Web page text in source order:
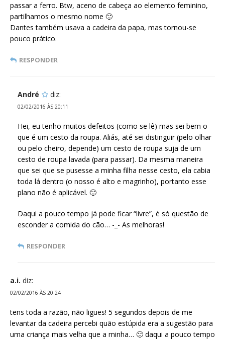
passar a ferro. Btw, aceno de cabeça ao elemento feminino,
partilhamos o mesmo nome 🙂
Dantes também usava a cadeira da papa, mas tornou-se
pouco prático.
RESPONDER
André diz:
02/02/2016 ÀS 20:11
Hei, eu tenho muitos defeitos (como se lê) mas sei bem o
que é um cesto da roupa. Aliás, até sei distinguir (pelo olhar
ou pelo cheiro, depende) um cesto de roupa suja de um
cesto de roupa lavada (para passar). Da mesma maneira
que sei que se pusesse a minha filha nesse cesto, ela cabia
toda lá dentro (o nosso é alto e magrinho), portanto esse
plano não é aplicável. 🙂
Daqui a pouco tempo já pode ficar “livre”, é só questão de
esconder a comida do cão… -_- As melhoras!
RESPONDER
a.i. diz:
02/02/2016 ÀS 20:24
tens toda a razão, não ligues! 5 segundos depois de me
levantar da cadeira percebi quão estúpida era a sugestão para
uma criança mais velha que a minha… 🙂 daqui a pouco tempo